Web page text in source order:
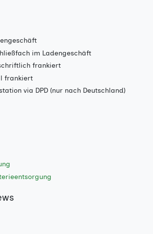
im Ladengeschäft
frankiert
frankiert
via DPD (nur nach Deutschland)